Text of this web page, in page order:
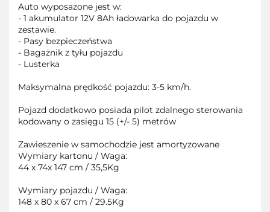
Auto wyposażone jest w:
- 1 akumulator 12V 8Ah ładowarka do pojazdu w
zestawie.
- Pasy bezpieczeństwa
- Bagażnik z tyłu pojazdu
- Lusterka
Maksymalna prędkość pojazdu: 3-5 km/h.
Pojazd dodatkowo posiada pilot zdalnego sterowania
kodowany o zasięgu 15 (+/- 5) metrów
Zawieszenie w samochodzie jest amortyzowane
Wymiary kartonu / Waga:
44 x 74x 147 cm / 35,5Kg
Wymiary pojazdu / Waga:
148 x 80 x 67 cm / 29.5Kg